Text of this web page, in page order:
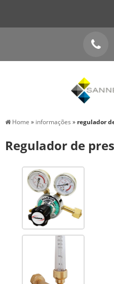
Home » informações » regulador
Regulador de